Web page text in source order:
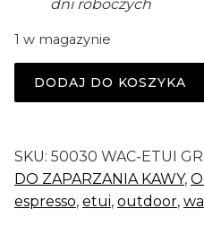
dni roboczych
1 w magazynie
ć
P
I
DODAJ DO KOSZYKA
SKU: 50030 WAC-ETUI
DO ZAPARZANIA KAWY,
espresso, etui, outdoor,